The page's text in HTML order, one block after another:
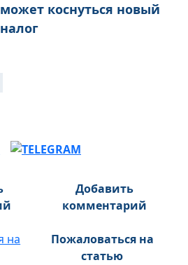
может коснуться новый
налог
Добавить
комментарий
Пожаловаться на
статью